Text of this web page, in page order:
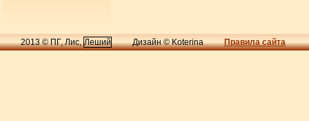
2013 © ПГ, Лис,Леший Дизайн © Koterina Правила сайта